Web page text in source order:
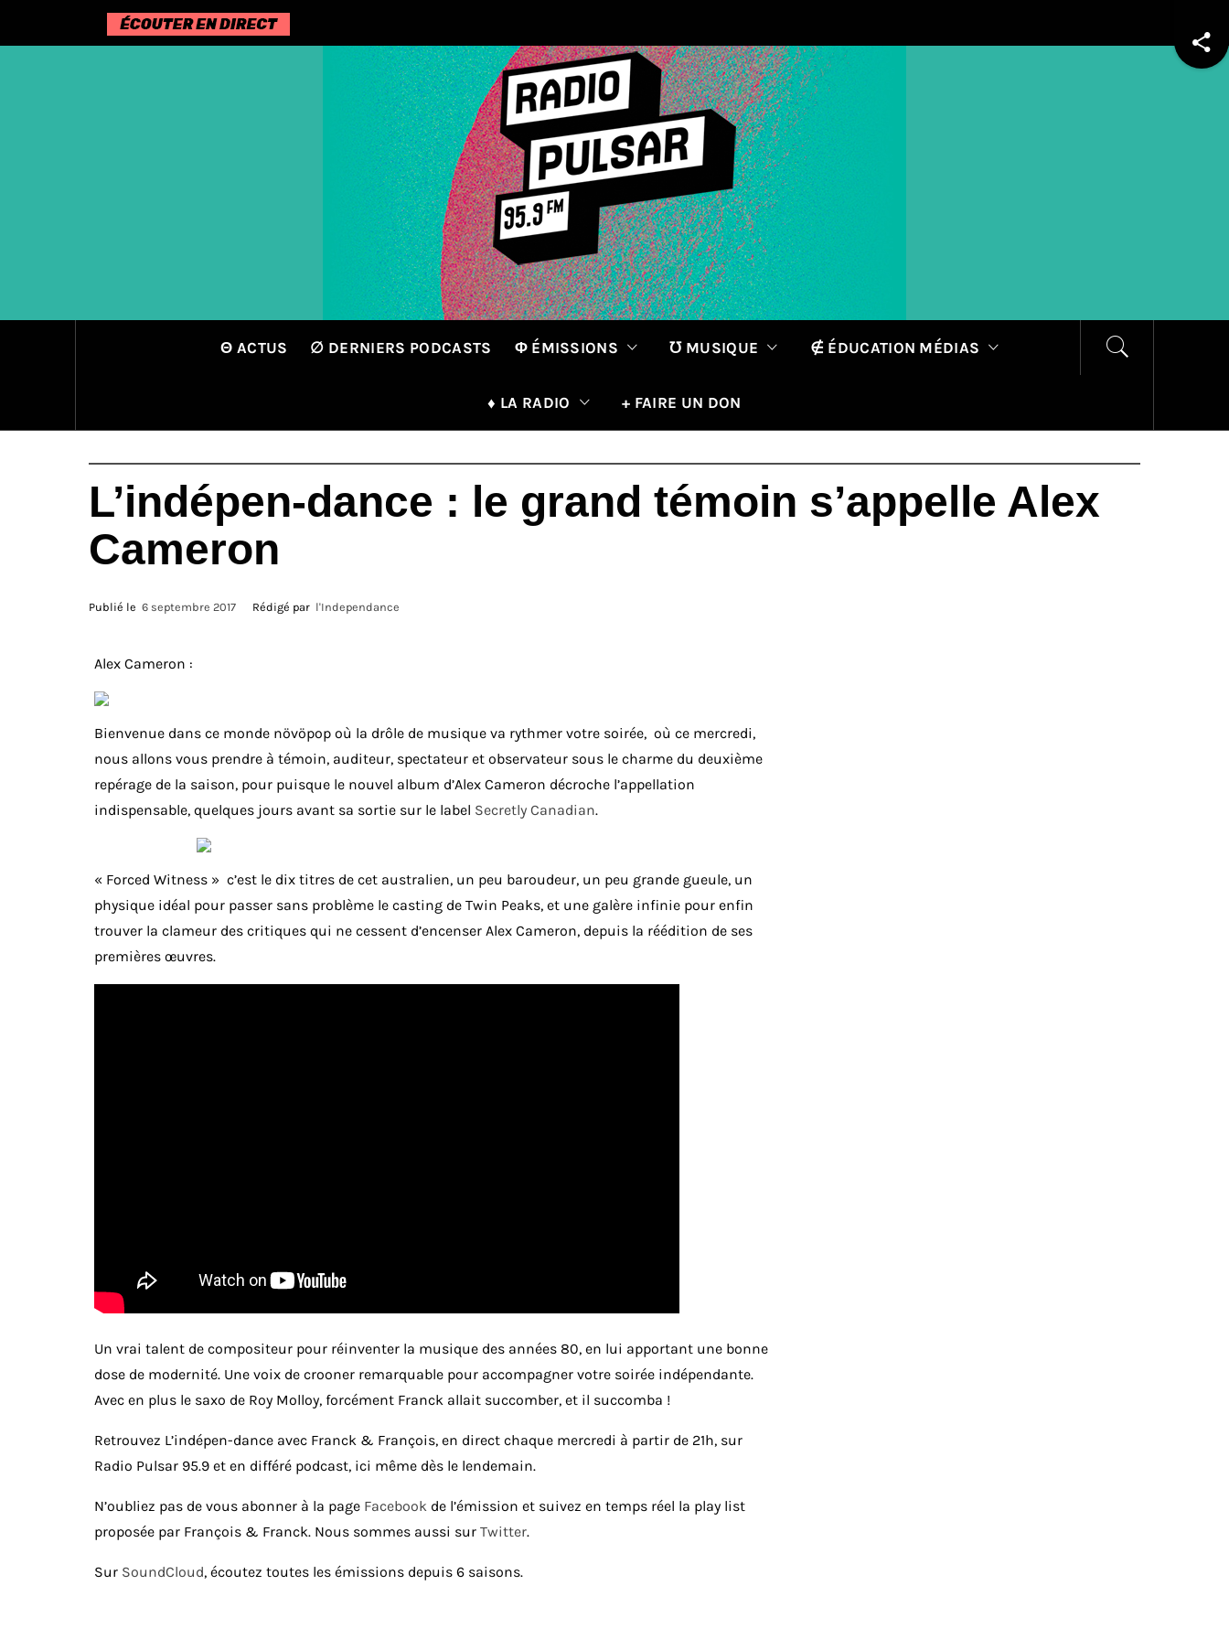
Θ ACTUS ∅ DERNIERS PODCASTS Φ ÉMISSIONS ℧ MUSIQUE ∉ ÉDUCATION MÉDIAS
♦ LA RADIO + FAIRE UN DON
L’indépen-dance : le grand témoin s’appelle Alex
Cameron
Publié le 6 septembre 2017 Rédigé par l'Independance
Alex Cameron :
Bienvenue dans ce monde növöpop où la drôle de musique va rythmer votre soirée, où ce mercredi,
nous allons vous prendre à témoin, auditeur, spectateur et observateur sous le charme du deuxième
repérage de la saison, pour puisque le nouvel album d’Alex Cameron décroche l’appellation
indispensable, quelques jours avant sa sortie sur le label Secretly Canadian.
« Forced Witness » c’est le dix titres de cet australien, un peu baroudeur, un peu grande gueule, un
physique idéal pour passer sans problème le casting de Twin Peaks, et une galère infinie pour enfin
trouver la clameur des critiques qui ne cessent d’encenser Alex Cameron, depuis la réédition de ses
premières œuvres.
Un vrai talent de compositeur pour réinventer la musique des années 80, en lui apportant une bonne
dose de modernité. Une voix de crooner remarquable pour accompagner votre soirée indépendante.
Avec en plus le saxo de Roy Molloy, forcément Franck allait succomber, et il succomba !
Retrouvez L’indépen-dance avec Franck & François, en direct chaque mercredi à partir de 21h, sur
Radio Pulsar 95.9 et en différé podcast, ici même dès le lendemain.
N’oubliez pas de vous abonner à la page Facebook de l’émission et suivez en temps réel la play list
proposée par François & Franck. Nous sommes aussi sur Twitter.
Sur SoundCloud, écoutez toutes les émissions depuis 6 saisons.